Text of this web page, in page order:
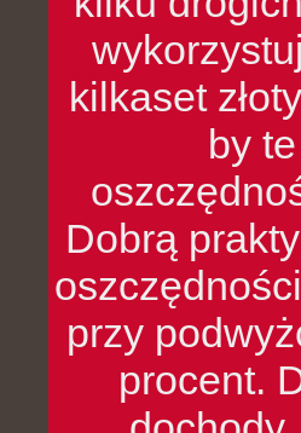
kilkaset
by
Dobrą
przy
procent.